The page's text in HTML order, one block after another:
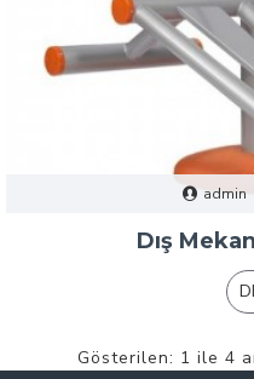
admin
Dış
Gösterilen: 1 ile 4